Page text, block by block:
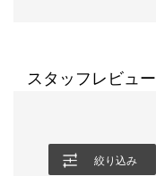
スタッフレビュー
絞り込み